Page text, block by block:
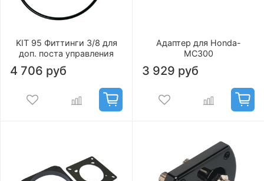
KIT 95 Фиттинги 3/8 для
доп. поста управления
4 706 руб
Адаптер для Honda-
MC300
3 929 руб